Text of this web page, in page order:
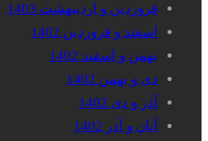
فروردین و اردیبهشت 1403
اسفند و فروردین 1402
بهمن و اسفند 1402
دی و بهمن 1402
آذر و دی 1402
آبان و آذر 1402